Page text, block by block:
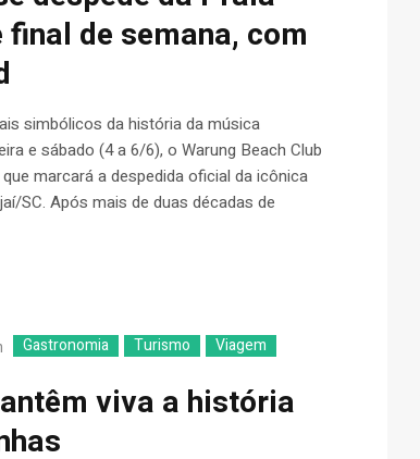
de semana, com
simbólicos da história da música
e sábado (4 a 6/6), o Warung Beach Club
marcará a despedida oficial da icônica
SC. Após mais de duas décadas de
Gastronomia Turismo Viagem
viva a história